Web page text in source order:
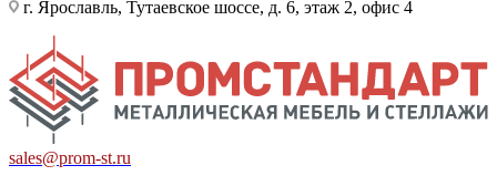
г. Ярославль, Тутаевское шоссе, д. 6, этаж 2, офис 4
sales@prom-st.ru